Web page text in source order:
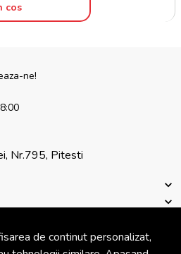
cos
ne!
Nr.795, Pitesti
de continut personalizat,